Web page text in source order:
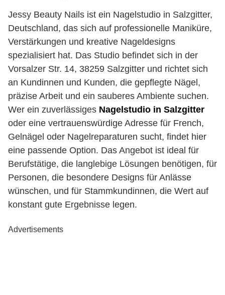
Jessy Beauty Nails ist ein Nagelstudio in Salzgitter,
Deutschland, das sich auf professionelle Maniküre,
Verstärkungen und kreative Nageldesigns
spezialisiert hat. Das Studio befindet sich in der
Vorsalzer Str. 14, 38259 Salzgitter und richtet sich
an Kundinnen und Kunden, die gepflegte Nägel,
präzise Arbeit und ein sauberes Ambiente suchen.
Wer ein zuverlässiges Nagelstudio in Salzgitter
oder eine vertrauenswürdige Adresse für French,
Gelnägel oder Nagelreparaturen sucht, findet hier
eine passende Option. Das Angebot ist ideal für
Berufstätige, die langlebige Lösungen benötigen, für
Personen, die besondere Designs für Anlässe
wünschen, und für Stammkundinnen, die Wert auf
konstant gute Ergebnisse legen.
Advertisements